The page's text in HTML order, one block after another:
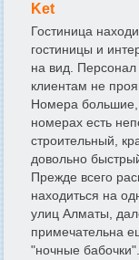
Ket
Гостиница
гостиницы и
на вид. Персонал
клиентам не
Номера большие,
номерах есть
строительный,
довольно
Прежде всего
находиться на
улиц Алматы,
примечательна
"ночные